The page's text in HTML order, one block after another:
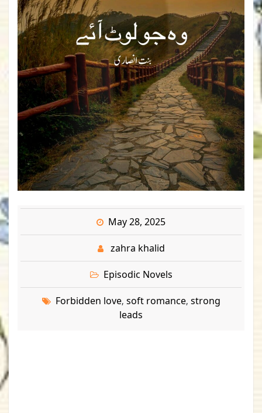
May 28, 2025
zahra khalid
Episodic Novels
Forbidden love, soft romance, strong
leads